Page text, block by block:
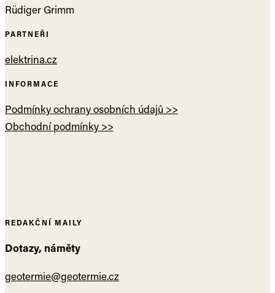
Rüdiger Grimm
PARTNEŘI
elektrina.cz
INFORMACE
Podmínky ochrany osobních údajů >>
Obchodní podmínky >>
REDAKČNÍ MAILY
Dotazy, náměty
geotermie@geotermie.cz